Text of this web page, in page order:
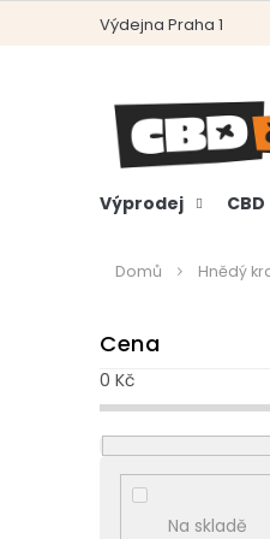
Výdejna Praha 1
Výprodej CBD
Domů Hnědý
o
s
t
r
a
Cena
0 Kč
Na skladě